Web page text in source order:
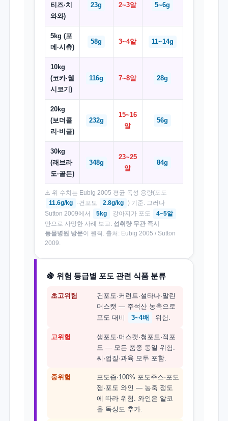
티즈·치
와와)
23g 2~3알 5~6g
5kg (포
메·시츄)
58g 3~4알 11~14g
10kg
(코카·웰
시코기)
116g 7~8알 28g
20kg
(보더콜
리·비글)
232g
15~16
알
56g
30kg
(래브라
도·골든)
348g
23~25
알
84g
⚠️ 위 수치는 Eubig 2005 평균 독성 용량(포도
11.6g/kg
·건포도 2.8g/kg
) 기준. 그러나
Sutton 2009에서
5kg 강아지가 포도
4~5알
만으로 사망한 사례 보고. 섭취량 무관 즉시
동물병원 방문이 원칙. 출처: Eubig 2005 / Sutton
2009.
🍇 위험 등급별 포도 관련 식품 분류
초고위험
건포도·커런트·설타나·말린
머스캣 — 주석산 농축으로
포도 대비
3~4배 위험.
고위험
생포도·머스캣·청포도·적포
도 — 모든 품종 동일 위험.
씨·껍질·과육 모두 포함.
중위험
포도즙·100% 포도주스·포도
잼·포도 와인 — 농축 정도
에 따라 위험. 와인은 알코
올 독성도 추가.